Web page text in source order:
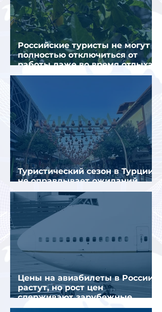
Российские туристы не могут
полностью отключиться от
работы даже во время отдыха
в Турции
Туристический сезон в Турции
не оправдывает ожиданий
отрасли
Цены на авиабилеты в России
растут, но рост цен
сдерживают зарубежные
конкуренты